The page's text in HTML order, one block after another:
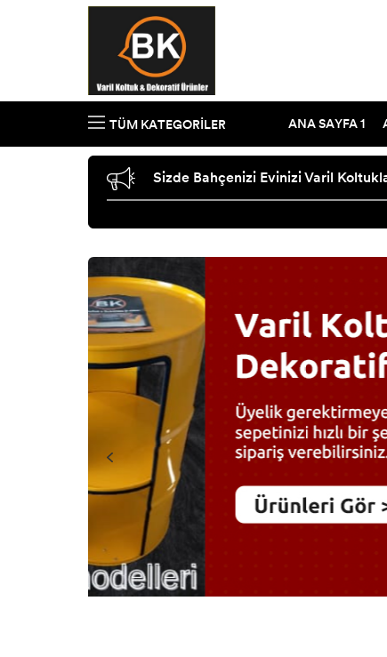
TÜM KATEGORILER ANA SAYFA 1
Sizde Bahçenizi Evinizi Varil